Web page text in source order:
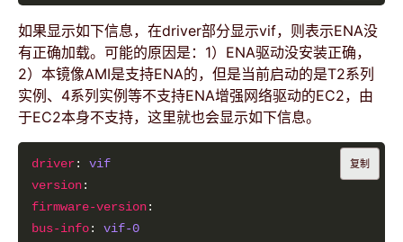
如果显示如下信息，在driver部分显示vif，则表示ENA没
有正确加载。可能的原因是：1）ENA驱动没安装正确，
2）本镜像AMI是支持ENA的，但是当前启动的是T2系列
实例、4系列实例等不支持ENA增强网络驱动的EC2，由
于EC2本身不支持，这里就也会显示如下信息。
driver: vif
version
firmware-version
bus-info: vif-0
复制